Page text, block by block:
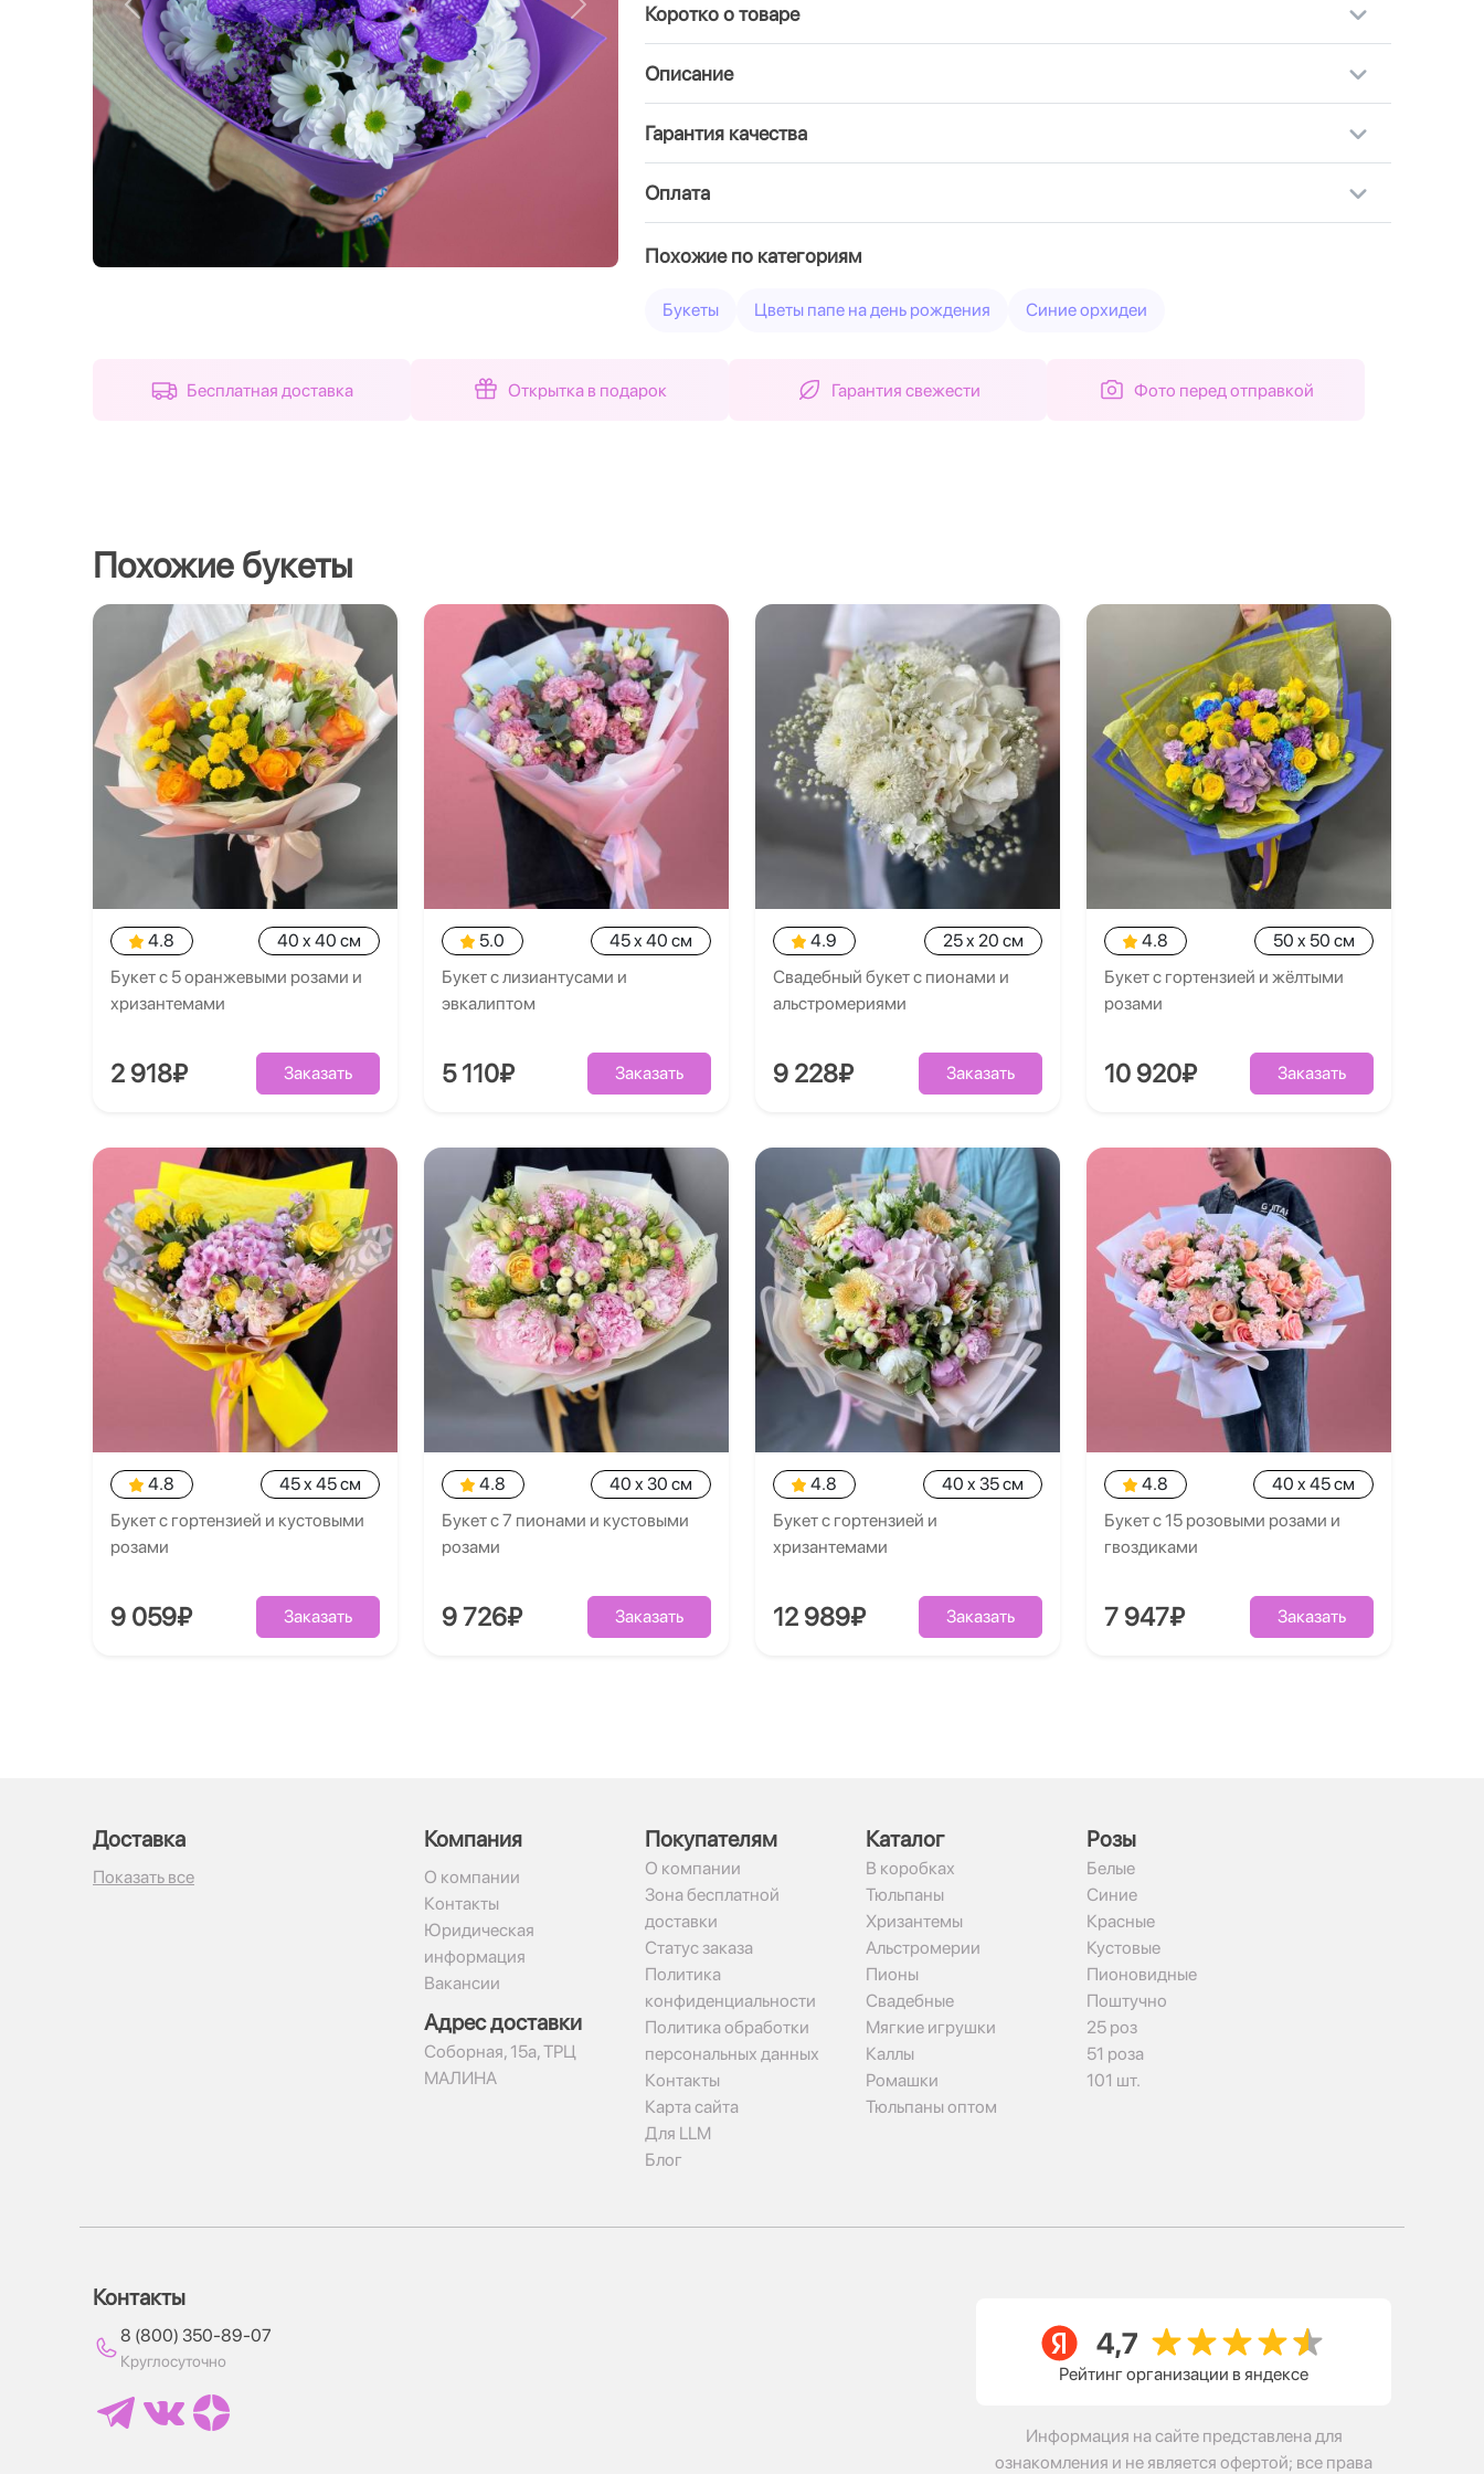
Назад Вперед Коротко о товаре
Описание
Гарантия качества
Оплата
Похожие по категориям
Букеты Цветы папе на день рождения Синие орхидеи
Бесплатная доставка Открытка в подарок Гарантия свежести Фото перед отправкой
Похожие букеты
4.8
40 x 40 см
Букет с 5 оранжевыми розами и
хризантемами
2 918₽ Заказать
5.0
45 x 40 см
Букет с лизиантусами и
эвкалиптом
5 110₽ Заказать
4.9
25 x 20 см
Свадебный букет с пионами и
альстромериями
9 228₽ Заказать
4.8
50 x 50 см
Букет с гортензией и жёлтыми
розами
10 920₽ Заказать
4.8
45 x 45 см
Букет с гортензией и кустовыми
розами
9 059₽ Заказать
4.8
40 x 30 см
Букет с 7 пионами и кустовыми
розами
9 726₽ Заказать
4.8
40 x 35 см
Букет с гортензией и
хризантемами
12 989₽ Заказать
4.8
40 x 45 см
Букет с 15 розовыми розами и
гвоздиками
7 947₽ Заказать
Доставка
Показать все
Компания
О компании
Контакты
Юридическая
информация
Вакансии
Адрес доставки
​Соборная, 15а, ТРЦ
МАЛИНА
Покупателям
О компании
Зона бесплатной
доставки
Статус заказа
Политика
конфиденциальности
Политика обработки
персональных данных
Контакты
Карта сайта
Для LLM
Блог
Каталог
В коробках
Тюльпаны
Хризантемы
Альстромерии
Пионы
Свадебные
Мягкие игрушки
Каллы
Ромашки
Тюльпаны оптом
Рoзы
Белые
Синие
Красные
Кустовые
Пионовидные
Поштучно
25 роз
51 роза
101 шт.
Контакты
8 (800) 350-89-07
Круглосуточно
Рейтинг организации в яндексе
Информация на сайте представлена для
ознакомления и не является офертой; все права